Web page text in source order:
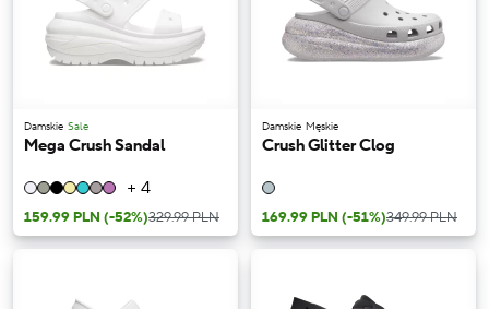
Damskie Sale
Mega Crush Sandal
+ 4
159.99 PLN (-52%)329.99 PLN
Damskie Męskie
Crush Glitter Clog
169.99 PLN (-51%)349.99 PLN